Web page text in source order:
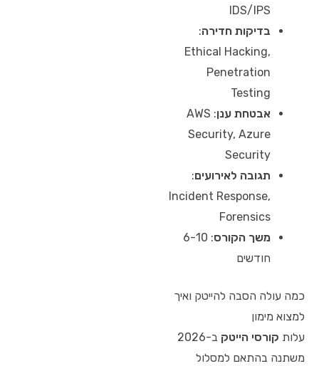
IDS/IPS
בדיקות חדירה:
Ethical Hacking,
Penetration
Testing
אבטחת ענן : AWS
Security, Azure
Security
תגובה לאירועים:
Incident Response,
Forensics
משך הקורס : 6-10
חודשים
כמה עולה הסבה להייטק ואיך
למצוא מימון
עלות קורסי הייטק
ב-2026
משתנה בהתאם למסלול